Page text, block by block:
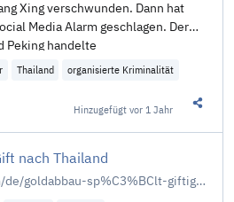
Xing verschwunden. Dann hat
Media Alarm geschlagen. Der
Peking handelte
Thailand organisierte Kriminalität
Hinzugefügtvor 1 Jahr
nach Thailand
https://www.dw.com/de/goldabbau-sp%C3%BClt-giftige-schlammlawinen-nach-thailand/a-71307311